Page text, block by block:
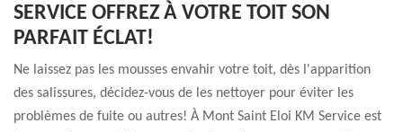
SERVICE OFFREZ À VOTRE TOIT SON
PARFAIT ÉCLAT!
Ne laissez pas les mousses envahir votre toit, dès l'apparition
des salissures, décidez-vous de les nettoyer pour éviter les
problèmes de fuite ou autres! À Mont Saint Eloi KM Service est